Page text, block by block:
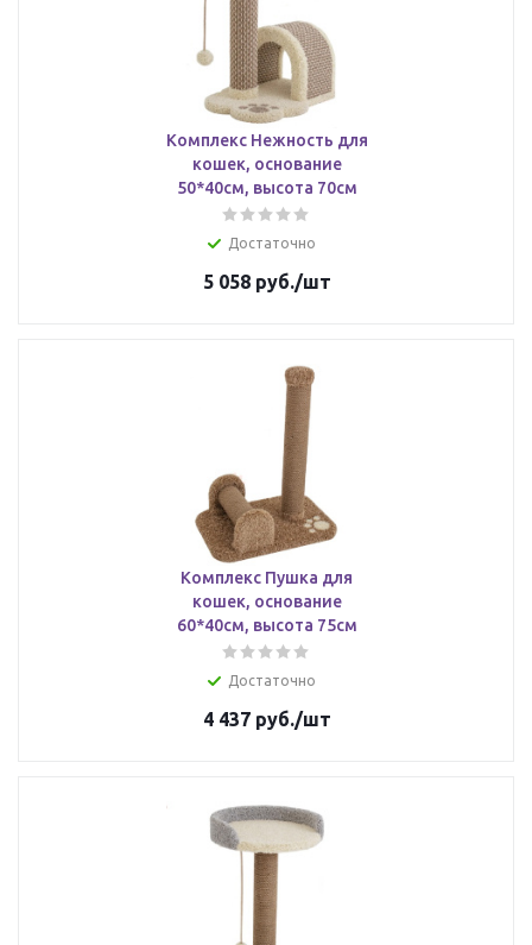
Комплекс Нежность для
кошек, основание
50*40см, высота 70см
Достаточно
5 058руб./шт
Комплекс Пушка для
кошек, основание
60*40см, высота 75см
Достаточно
4 437руб./шт